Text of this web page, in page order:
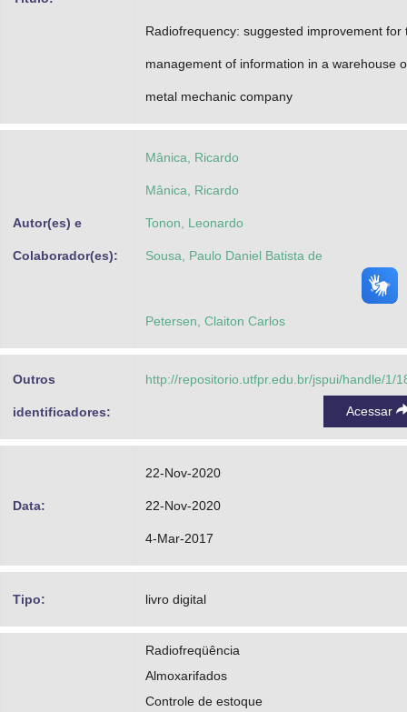
Radiofrequency: suggested improvement for
management of information in a warehouse
metal mechanic company
Autor(es) e
Colaborador(es):
Mânica, Ricardo
Mânica, Ricardo
Tonon, Leonardo
Sousa, Paulo Daniel Batista de
Petersen, Claiton Carlos
Outros
identificadores:
http://repositorio.utfpr.edu.br/jspui/handle/1/
Acessar
Data:
22-Nov-2020
22-Nov-2020
4-Mar-2017
Tipo: livro digital
Radiofreqüência
Almoxarifados
Controle de estoque